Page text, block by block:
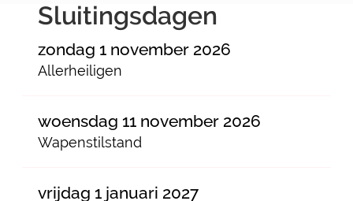
Sluitingsdagen
zondag 1 november 2026
Allerheiligen
woensdag 11 november 2026
Wapenstilstand
vrijdag 1 januari 2027